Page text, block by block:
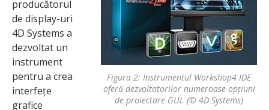
Figura 2: Instrumentul Workshop4 IDE
oferă dezvoltatorilor numeroase opțiuni
de proiectare GUI. (© 4D Systems)
producătorul
de display-uri
4D Systems a
dezvoltat un
instrument
pentru a crea
interfețe
grafice